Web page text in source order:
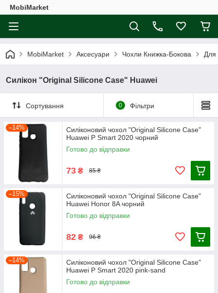
MobiMarket
MobiMarket Аксесуари Чохли Книжка-Бокова Для
Силікон "Original Silicone Case" Huawei
Сортування 0 Фільтри
–14%
Силіконовий чохол "Original Silicone Case"
Huawei P Smart 2020 чорний
Готово до відправки
73 ₴ 85 ₴
–15%
Силіконовий чохол "Original Silicone Case"
Huawei Honor 8A чорний
Готово до відправки
82 ₴ 96 ₴
–14%
Силіконовий чохол "Original Silicone Case"
Huawei P Smart 2020 pink-sand
Готово до відправки